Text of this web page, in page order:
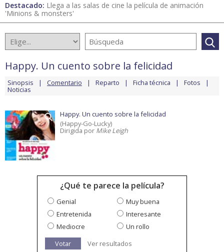
Destacado: Llega a las salas de cine la película de animación
'Minions & monsters'
Happy. Un cuento sobre la felicidad
Sinopsis Comentario Reparto Ficha técnica Fotos
Noticias
Happy. Un cuento sobre la felicidad
(Happy-Go-Lucky)
Dirigida por Mike Leigh
¿Qué te parece la película?
Genial
Muy buena
Entretenida
Interesante
Mediocre
Un rollo
Votar
Ver resultados